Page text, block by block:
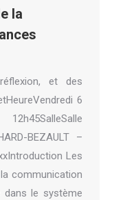
la
et des
6
BEZAULT –
Les
communication
dans le système